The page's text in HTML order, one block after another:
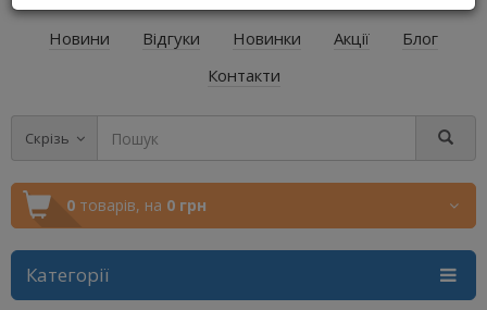
Новини Відгуки Новинки Акції
Блог
Контакти
Скрізь
0 товарів, на 0 грн
Категорії